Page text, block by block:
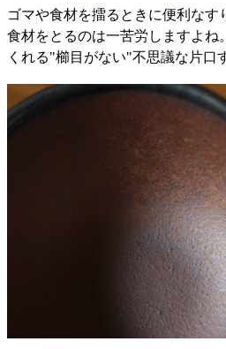
ゴマや食材を擂るときに便利なす
食材をとるのは一苦労しますよね
くれる"櫛目がない"不思議な片口